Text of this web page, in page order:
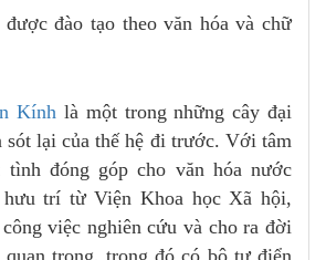
đào tạo theo văn hóa và chữ
Kính là một trong những cây đại
sót lại của thế hệ đi trước. Với tâm
tình đóng góp cho văn hóa nước
hưu trí từ Viện Khoa học Xã hội,
việc nghiên cứu và cho ra đời